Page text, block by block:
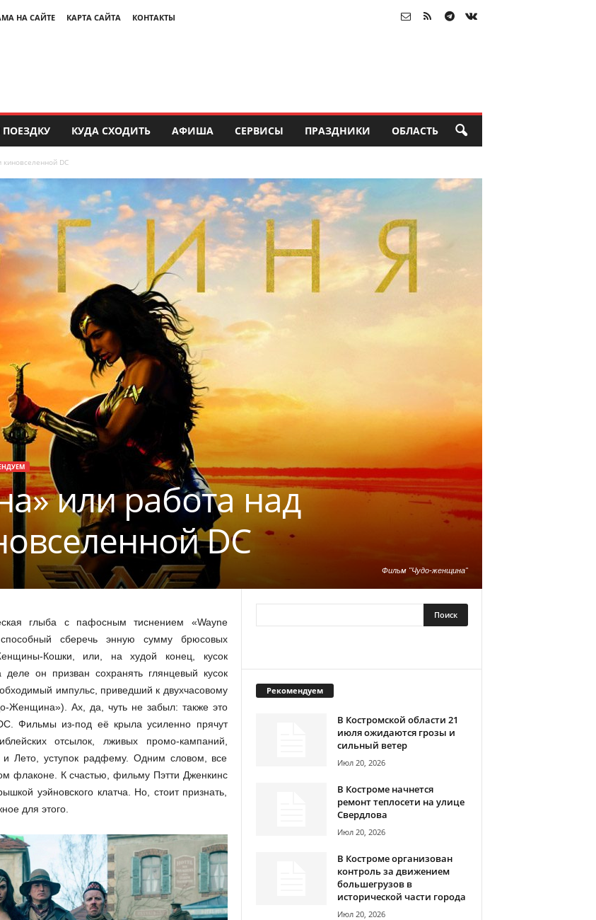
НА САЙТЕ КАРТА САЙТА КОНТАКТЫ
КУДА СХОДИТЬ АФИША СЕРВИСЫ ПРАЗДНИКИ ОБЛАСТЬ
DC
Фильм "Чудо-женщина"
или работа над
DC
глыба с пафосным тиснением «Wayne
сберечь энную сумму брюсовых
Кошки, или, на худой конец, кусок
он призван сохранять глянцевый кусок
импульс, приведший к двухчасовому
Ах, да, чуть не забыл: также это
Фильмы из-под её крыла усиленно прячут
отсылок, лживых промо-кампаний,
и Лето, уступок радфему. Одним словом, все
флаконе. К счастью, фильму Пэтти Дженкинс
уэйновского клатча. Но, стоит признать,
для этого.
Рекомендуем
В Костромской области 21
июля ожидаются грозы и
сильный ветер
Июл 20, 2026
В Костроме начнется
ремонт теплосети на улице
Свердлова
Июл 20, 2026
В Костроме организован
контроль за движением
большегрузов в
исторической части города
Июл 20, 2026